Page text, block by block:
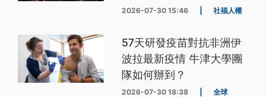
2026-07-30 15:46 社福人權
57天研發疫苗對抗非洲伊
波拉最新疫情 牛津大學團
隊如何辦到？
2026-07-30 18:38 全球